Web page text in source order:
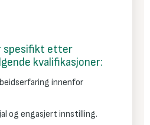
spesifikt etter
kvalifikasjoner:
innenfor
og engasjert innstilling.